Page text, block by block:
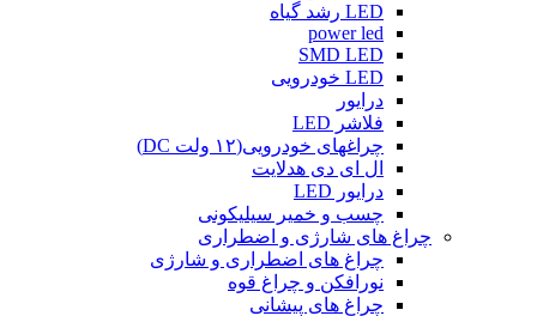
LED رشد گیاه
power led
SMD LED
LED خودرویی
درایور
فلاشر LED
چراغهای خودرویی(۱۲ ولت DC)
ال ای دی هدلایت
درایور LED
چسب و خمیر سیلیکونی
چراغ های شارژی و اضطراری
چراغ های اضطراری و شارژی
نورافکن و چراغ قوه
چراغ های پیشانی